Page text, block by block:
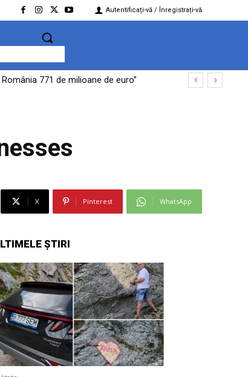
Autentificați-vă / Înregistrați-vă
771 de milioane de euro”
X Pinterest WhatsApp
ȘTIRI